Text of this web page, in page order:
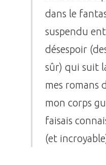
dans le
suspendu
désespoir
sûr) qui suit
mes romans
moncorps
faisais
(et